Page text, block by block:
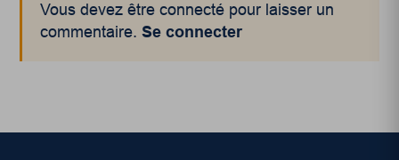
Vous devez être connecté pour laisser un
commentaire.Se connecter